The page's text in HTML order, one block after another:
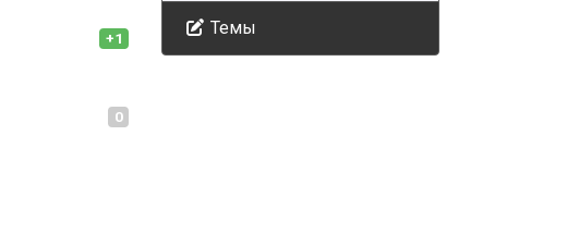
+1
0
Темы